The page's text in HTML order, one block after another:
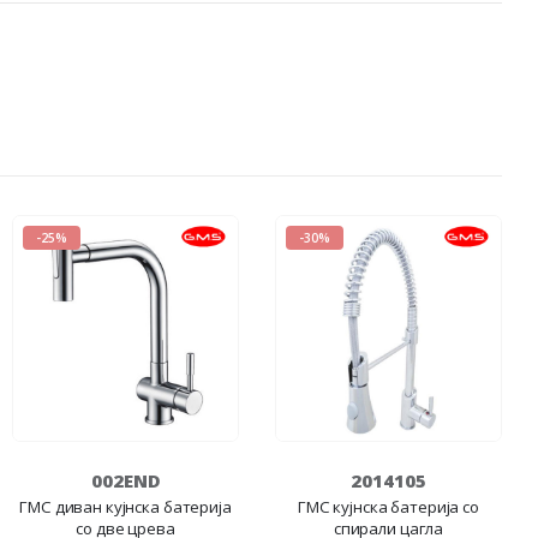
-25%
002END
ГМС диван кујнска батерија
со две црева
-30%
2014105
ГМС кујнска батерија со
спирали цагла